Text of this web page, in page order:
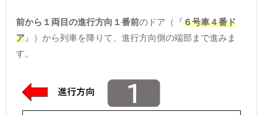
前から１両目の進行方向１番前のドア（『６号車４番ド
ア 』）から列車を降りて、進行方向側の端部まで進みま
す。